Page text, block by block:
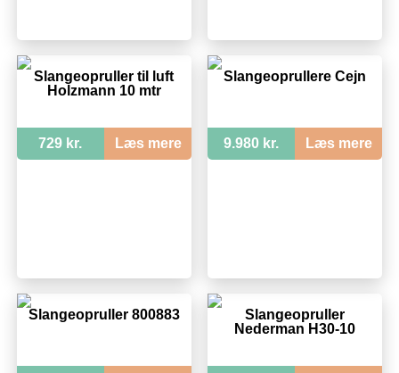
Slangeopruller til luft
Holzmann 10 mtr
729 kr. Læs mere
Slangeoprullere Cejn
9.980 kr. Læs mere
Slangeopruller 800883
Slangeopruller
Nederman H30-10